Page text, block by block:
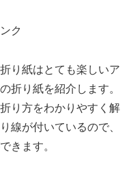
ク
り紙はとても楽しいア
折り紙を紹介します。
り方をわかりやすく解
線が付いているので、
きます。